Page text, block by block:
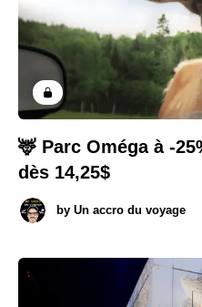
🦌 Parc Oméga à -
dès 14,25$
by Un accro du voyage